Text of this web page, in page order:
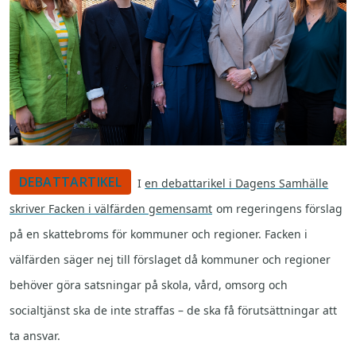
DEBATTARTIKEL Ien debattarikel i Dagens Samhälle
skriver Facken i välfärden gemensamt om regeringens förslag
på en skattebroms för kommuner och regioner. Facken i
välfärden säger nej till förslaget då kommuner och regioner
behöver göra satsningar på skola, vård, omsorg och
socialtjänst ska de inte straffas – de ska få förutsättningar att
ta ansvar.